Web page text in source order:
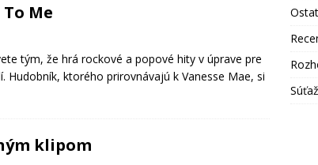
Me
tým, že hrá rockové a popové hity v úprave pre
Hudobník, ktorého prirovnávajú k Vanesse Mae, si
klipom
Súťaž